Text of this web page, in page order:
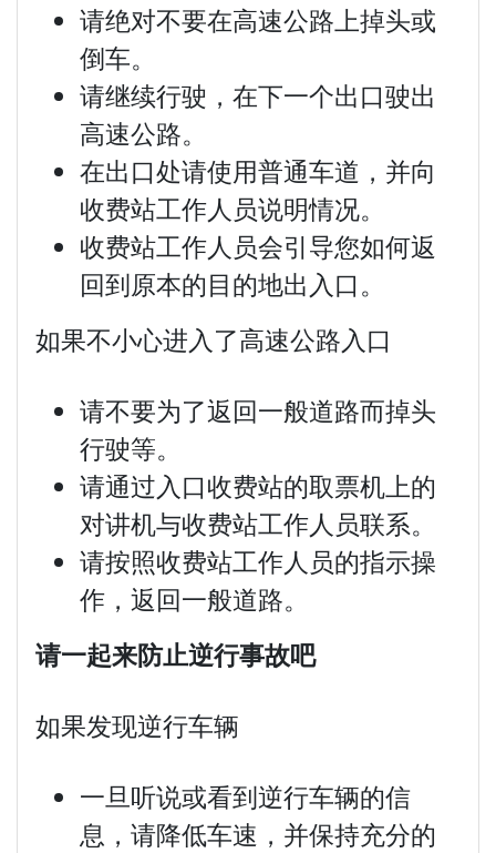
请绝对不要在高速公路上掉头或
倒车。
请继续行驶，在下一个出口驶出
高速公路。
在出口处请使用普通车道，并向
收费站工作人员说明情况。
收费站工作人员会引导您如何返
回到原本的目的地出入口。
如果不小心进入了高速公路入口
请不要为了返回一般道路而掉头
行驶等。
请通过入口收费站的取票机上的
对讲机与收费站工作人员联系。
请按照收费站工作人员的指示操
作，返回一般道路。
请一起来防止逆行事故吧
如果发现逆行车辆
一旦听说或看到逆行车辆的信
息，请降低车速，并保持充分的